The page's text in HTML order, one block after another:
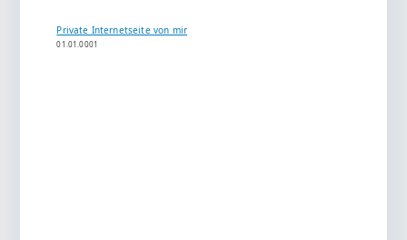
Private Internetseite von mir
01.01.0001